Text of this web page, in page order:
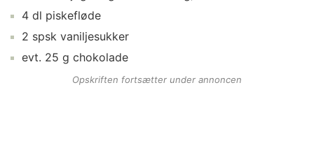
4 dl piskefløde
2 spsk vaniljesukker
evt. 25 g chokolade
Opskriften fortsætter under annoncen